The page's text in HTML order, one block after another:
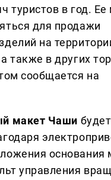
туристов в год. Ее
для продажи
на
также в других
сообщается на
макет Чаши будет
основания
управления